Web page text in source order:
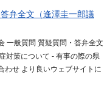
弁全文（逢澤圭一郎議
一般質問 質疑質問・答弁全文
対策について - 有事の際の県
わせ より良いウェブサイトに